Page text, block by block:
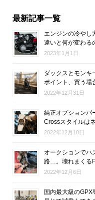
最新記事一覧
エンジンの冷やし
違いと何が変わる
2023年1月1日
ダックスとモンキ
ポイント、買う場
2022年12月31日
純正オプションパ
Crossスタイルは
2022年12月10日
オークションでハ
路…。壊れまくる
2022年12月6日
国内最大級の